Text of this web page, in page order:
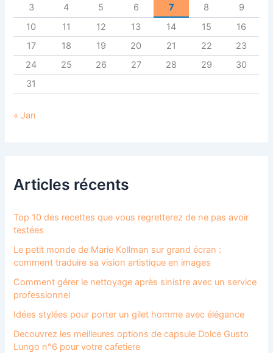
3
4 5 6 7 8
9
10
11 12 13 14 15
16
17
18 19 20 21 22
23
24
25 26 27 28 29
30
31
« Jan
Articles récents
Top 10 des recettes que vous regretterez de ne pas avoir
testées
Le petit monde de Marie Kollman sur grand écran :
comment traduire sa vision artistique en images
Comment gérer le nettoyage après sinistre avec un service
professionnel
Idées stylées pour porter un gilet homme avec élégance
Decouvrez les meilleures options de capsule Dolce Gusto
Lungo n°6 pour votre cafetiere